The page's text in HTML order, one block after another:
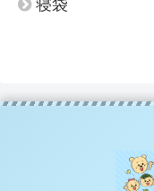
寝袋